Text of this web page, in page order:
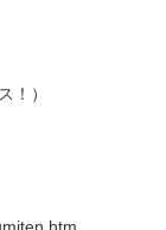
！）